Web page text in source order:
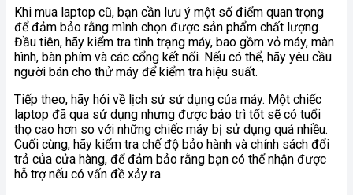
Khi mua laptop cũ, bạn cần lưu ý một số điểm quan trọng
để đảm bảo rằng mình chọn được sản phẩm chất lượng.
Đầu tiên, hãy kiểm tra tình trạng máy, bao gồm vỏ máy, màn
hình, bàn phím và các cổng kết nối. Nếu có thể, hãy yêu cầu
người bán cho thử máy để kiểm tra hiệu suất.
Tiếp theo, hãy hỏi về lịch sử sử dụng của máy. Một chiếc
laptop đã qua sử dụng nhưng được bảo trì tốt sẽ có tuổi
thọ cao hơn so với những chiếc máy bị sử dụng quá nhiều.
Cuối cùng, hãy kiểm tra chế độ bảo hành và chính sách đổi
trả của cửa hàng, để đảm bảo rằng bạn có thể nhận được
hỗ trợ nếu có vấn đề xảy ra.